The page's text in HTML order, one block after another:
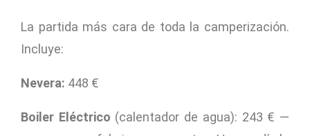
La partida más cara de toda la camperización.
Incluye:
Nevera: 448 €
Boiler Eléctrico (calentador de agua): 243 € —